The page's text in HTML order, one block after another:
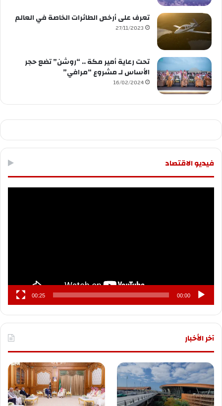
تعرف على أرخص الطائرات الخاصة في العالم
27/11/2023
تحت رعاية أمير مكة .. “روشن” تضع حجر
الأساس لـ مشروع “مرافي”
16/02/2024
فيديو الاقتصاد
00:00
00:25
آخر الأخبار